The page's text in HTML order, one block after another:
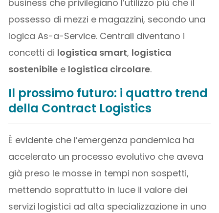
business che privilegiano l’utilizzo più che il
possesso di mezzi e magazzini, secondo una
logica As-a-Service. Centrali diventano i
concetti di logistica smart, logistica
sostenibile e logistica circolare.
Il prossimo futuro: i quattro trend
della Contract Logistics
È evidente che l’emergenza pandemica ha
accelerato un processo evolutivo che aveva
già preso le mosse in tempi non sospetti,
mettendo soprattutto in luce il valore dei
servizi logistici ad alta specializzazione in uno